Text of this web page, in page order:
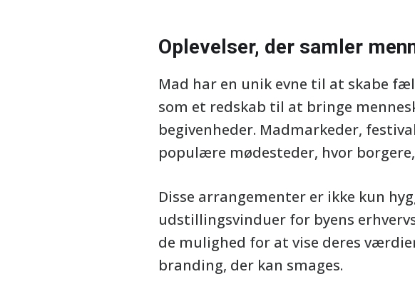
Oplevelser, der samler
Mad har en unik evne til at skabe
som et redskab til at bringe
begivenheder. Madmarkeder,
populære mødesteder, hvor
Disse arrangementer er ikke kun
udstillingsvinduer for byens
de mulighed for at vise deres
branding, der kan smages.